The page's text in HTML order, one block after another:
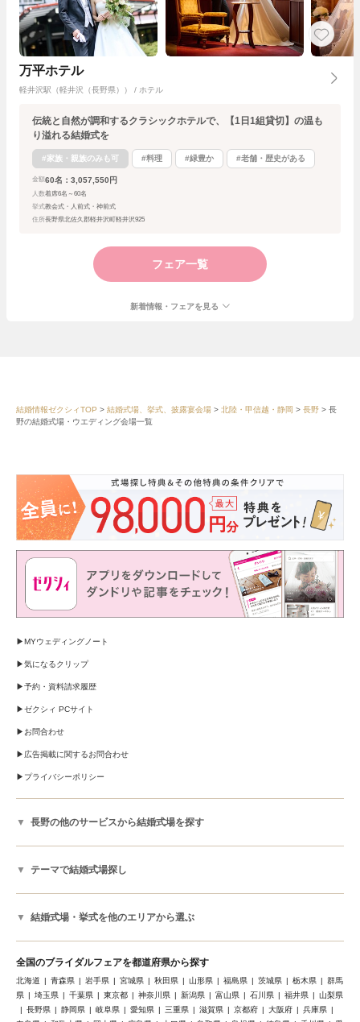
万平ホテル
軽井沢駅（軽井沢（長野県）） / ホテル
伝統と自然が調和するクラシックホテルで、【1日1組貸切】の温も
り溢れる結婚式を
#家族・親族のみも可 #料理 #緑豊か #老舗・歴史がある
金額 60名：3,057,550円
人数着席6名～60名
挙式教会式・人前式・神前式
住所長野県北佐久郡軽井沢町軽井沢925
フェア一覧
新着情報・フェアを見る
結婚情報ゼクシィTOP 結婚式場、挙式、披露宴会場 北陸・甲信越・静岡 長野
長
野の結婚式場・ウエディング会場一覧
MYウェディングノート
気になるクリップ
予約・資料請求履歴
ゼクシィ PCサイト
お問合わせ
広告掲載に関するお問合わせ
プライバシーポリシー
長野の他のサービスから結婚式場を探す
テーマで結婚式場探し
結婚式場・挙式を他のエリアから選ぶ
全国のブライダルフェアを都道府県から探す
北海道 青森県 岩手県 宮城県 秋田県 山形県 福島県 茨城県 栃木県
群馬
県
埼玉県 千葉県 東京都 神奈川県 新潟県 富山県 石川県 福井県
山梨県
長野県
静岡県 岐阜県 愛知県 三重県 滋賀県 京都府 大阪府
兵庫県